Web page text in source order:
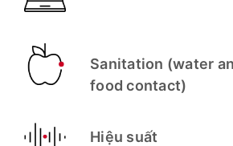
Sanitation (water
food contact)
Hiệu suất